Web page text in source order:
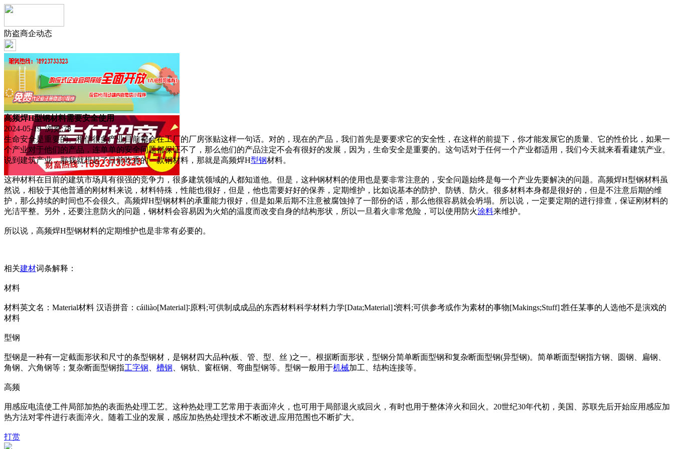
防盗商企动态
高频焊H型钢材料需要安全使用
2024-05-19 浏览:78
生命安全是重要的。相信很多产业目前都会在工厂的厂房张贴这样一句话。对的，现在的产品，我们首先是要要求它的安全性，在这样的前提下，你才能发展它的质量、它的性价比，如果一
个产业对于他们的产品，连单单的安全问题都保证不了，那么他们的产品注定不会有很好的发展，因为，生命安全是重要的。这句话对于任何一个产业都适用，我们今天就来看看建筑产业。
说到建筑产业，那我就想起了目前吃香的一款钢材料，那就是高频焊H型钢材料。
这种材料在目前的建筑市场具有很强的竞争力，很多建筑领域的人都知道他。但是，这种钢材料的使用也是要非常注意的，安全问题始终是每一个产业先要解决的问题。高频焊H型钢材料虽
然说，相较于其他普通的刚材料来说，材料特殊，性能也很好，但是，他也需要好好的保养，定期维护，比如说基本的防护、防锈、防火。很多材料本身都是很好的，但是不注意后期的维
护，那么持续的时间也不会很久。高频焊H型钢材料的承重能力很好，但是如果后期不注意被腐蚀掉了一部份的话，那么他很容易就会坍塌。所以说，一定要定期的进行排查，保证刚材料的
光洁平整。另外，还要注意防火的问题，钢材料会容易因为火焰的温度而改变自身的结构形状，所以一旦着火非常危险，可以使用防火涂料来维护。
所以说，高频焊H型钢材料的定期维护也是非常有必要的。
相关建材词条解释：
材料
材料英文名：Material材料 汉语拼音：cáiliào[Material]∶原料;可供制成成品的东西材料科学材料力学[Data;Material]∶资料;可供参考或作为素材的事物[Makings;Stuff]∶胜任某事的人选他不是演戏的
材料
型钢
型钢是一种有一定截面形状和尺寸的条型钢材，是钢材四大品种(板、管、型、丝 )之一。根据断面形状，型钢分简单断面型钢和复杂断面型钢(异型钢)。简单断面型钢指方钢、圆钢、扁钢、
角钢、六角钢等；复杂断面型钢指工字钢 槽钢 、钢轨、窗框钢、弯曲型钢等。型钢一般用于机械加工、结构连接等。
高频
用感应电流使工件局部加热的表面热处理工艺。这种热处理工艺常用于表面淬火，也可用于局部退火或回火，有时也用于整体淬火和回火。20世纪30年代初，美国、苏联先后开始应用感应加
热方法对零件进行表面淬火。随着工业的发展，感应加热热处理技术不断改进,应用范围也不断扩大。
打赏